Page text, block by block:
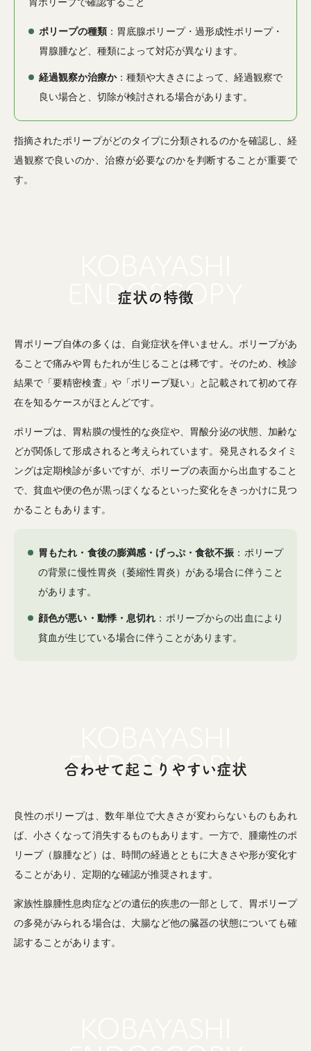
ポリープの種類 ：胃底腺ポリープ・過形成性ポリープ・
胃腺腫など、種類によって対応が異なります。
経過観察か治療か：種類や大きさによって、経過観察で
良い場合と、切除が検討される場合があります。
指摘されたポリープがどのタイプに分類されるのかを確認し、経
過観察で良いのか、治療が必要なのかを判断することが重要で
す。
症状の特徴
胃ポリープ自体の多くは、自覚症状を伴いません。ポリープがあ
ることで痛みや胃もたれが生じることは稀です。そのため、検診
結果で「要精密検査」や「ポリープ疑い」と記載されて初めて存
在を知るケースがほとんどです。
ポリープは、胃粘膜の慢性的な炎症や、胃酸分泌の状態、加齢な
どが関係して形成されると考えられています。発見されるタイミ
ングは定期検診が多いですが、ポリープの表面から出血すること
で、貧血や便の色が黒っぽくなるといった変化をきっかけに見つ
かることもあります。
胃もたれ・食後の膨満感・げっぷ・食欲不振 ：ポリープ
の背景に慢性胃炎（萎縮性胃炎）がある場合に伴うこと
があります。
顔色が悪い・動悸・息切れ ：ポリープからの出血により
貧血が生じている場合に伴うことがあります。
合わせて起こりやすい症状
良性のポリープは、数年単位で大きさが変わらないものもあれ
ば、小さくなって消失するものもあります。一方で、腫瘍性のポ
リープ（腺腫など）は、時間の経過とともに大きさや形が変化す
ることがあり、定期的な確認が推奨されます。
家族性腺腫性息肉症などの遺伝的疾患の一部として、胃ポリープ
の多発がみられる場合は、大腸など他の臓器の状態についても確
認することがあります。